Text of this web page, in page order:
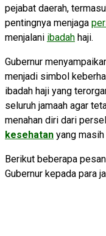
pejabat daerah,
pentingnya menjaga
menjalani ibadah haji.
Gubernur
menjadi simbol
ibadah haji yang
seluruh jamaah agar
menahan diri dari
kesehatan yang masih
Berikut beberapa
Gubernur kepada para